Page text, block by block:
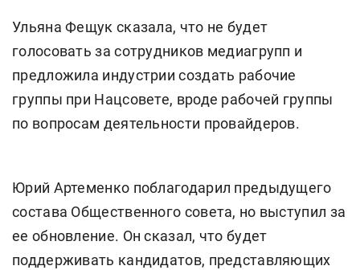
Ульяна Фещук сказала, что не будет
голосовать за сотрудников медиагрупп и
предложила индустрии создать рабочие
группы при Нацсовете, вроде рабочей группы
по вопросам деятельности провайдеров.
Юрий Артеменко поблагодарил предыдущего
состава Общественного совета, но выступил за
ее обновление. Он сказал, что будет
поддерживать кандидатов, представляющих